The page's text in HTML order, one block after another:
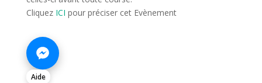
Cliquez ICI pour préciser cet Evènement
Aide